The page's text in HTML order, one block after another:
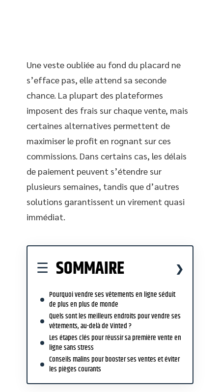
Une veste oubliée au fond du placard ne
s’efface pas, elle attend sa seconde
chance. La plupart des plateformes
imposent des frais sur chaque vente, mais
certaines alternatives permettent de
maximiser le profit en rognant sur ces
commissions. Dans certains cas, les délais
de paiement peuvent s’étendre sur
plusieurs semaines, tandis que d’autres
solutions garantissent un virement quasi
immédiat.
SOMMAIRE
Pourquoi vendre ses vêtements en ligne séduit
de plus en plus de monde
Quels sont les meilleurs endroits pour vendre ses
vêtements, au-delà de Vinted ?
Les étapes clés pour réussir sa première vente en
ligne sans stress
Conseils malins pour booster ses ventes et éviter
les pièges courants